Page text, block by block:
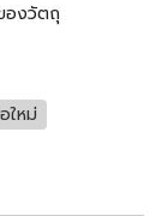
องวัตถุ
ใหม่